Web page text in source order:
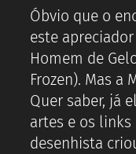
Óbvio que o
este
Homem de
Frozen). Mas a
Quer saber, já
artes e os
desenhista